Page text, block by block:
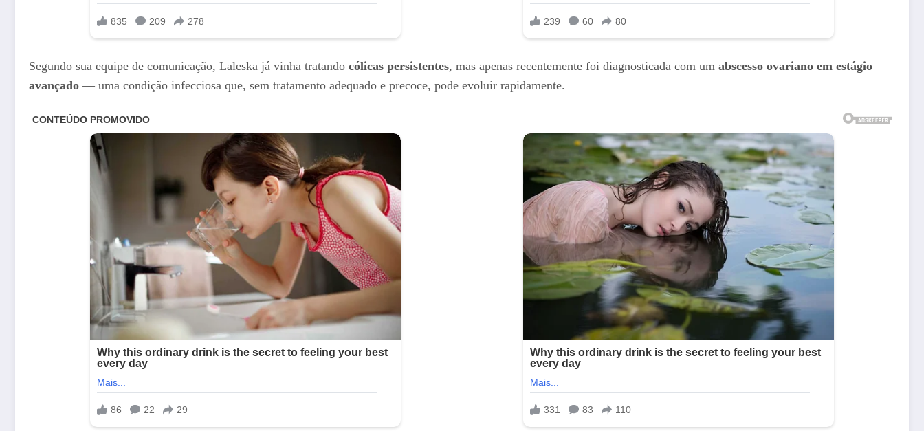
Segundo sua equipe de comunicação, Laleska já vinha tratando cólicas persistentes, mas apenas recentemente foi diagnosticada com um abscesso ovariano em estágio
avançado — uma condição infecciosa que, sem tratamento adequado e precoce, pode evoluir rapidamente.